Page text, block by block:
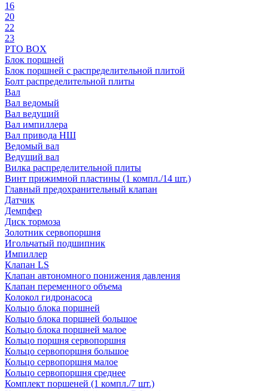
16
20
22
23
PTO BOX
Блок поршней
Блок поршней c распределительной плитой
Болт распределительной плиты
Вал
Вал ведомый
Вал ведущий
Вал импиллера
Вал привода НШ
Ведомый вал
Ведущий вал
Вилка распределительной плиты
Винт прижимной пластины (1 компл./14 шт.)
Главный предохранительный клапан
Датчик
Демпфер
Диск тормоза
Золотник сервопоршня
Игольчатый подшипник
Импиллер
Клапан LS
Клапан автономного понижения давления
Клапан переменного объема
Колокол гидронасоса
Кольцо блока поршней
Кольцо блока поршней большое
Кольцо блока поршней малое
Кольцо поршня сервопоршня
Кольцо сервопоршня большое
Кольцо сервопоршня малое
Кольцо сервопоршня среднее
Комплект поршеней (1 компл./7 шт.)